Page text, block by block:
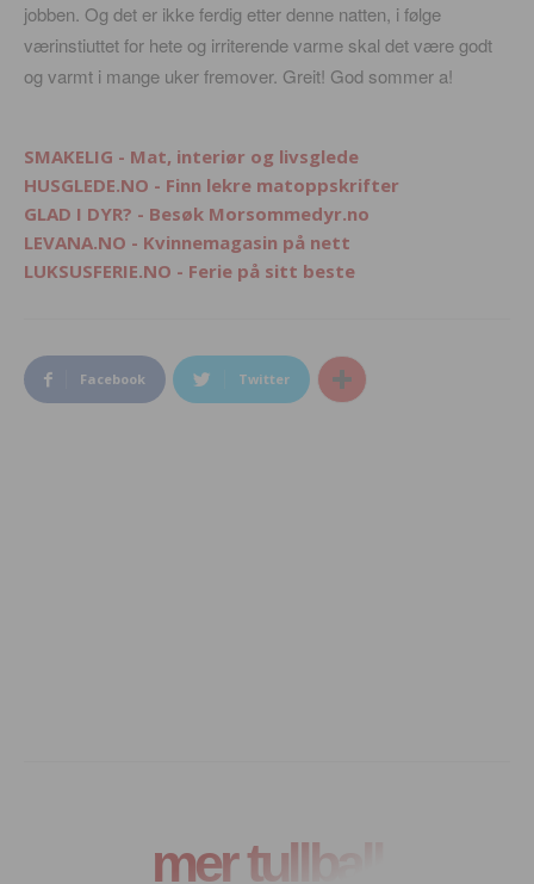
jobben. Og det er ikke ferdig etter denne natten, i følge
værinstiuttet for hete og irriterende varme skal det være godt
og varmt i mange uker fremover. Greit! God sommer a!
SMAKELIG - Mat, interiør og livsglede
HUSGLEDE.NO - Finn lekre matoppskrifter
GLAD I DYR? - Besøk Morsommedyr.no
LEVANA.NO - Kvinnemagasin på nett
LUKSUSFERIE.NO - Ferie på sitt beste
Facebook Twitter
mer tullball